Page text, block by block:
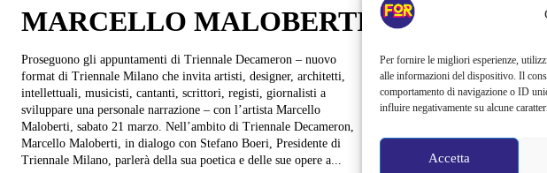
Per fornire le migliori esperienze,
alle informazioni del dispositivo. Il
comportamento di navigazione o ID
influire negativamente su alcune
Accetta
MARCELLO MALOBERTI
Proseguono gli appuntamenti di Triennale Decameron – nuovo
format di Triennale Milano che invita artisti, designer, architetti,
intellettuali, musicisti, cantanti, scrittori, registi, giornalisti a
sviluppare una personale narrazione – con l’artista Marcello
Maloberti, sabato 21 marzo. Nell’ambito di Triennale Decameron,
Marcello Maloberti, in dialogo con Stefano Boeri, Presidente di
Triennale Milano, parlerà della sua poetica e delle sue opere a...
A partire dallo spunto del
trattengono fuori da
raccontano delle novelle
invitato artisti, designer,
scrittori, registi, giornalisti
Cristina Canci